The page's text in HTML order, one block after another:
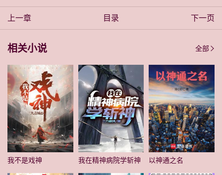
上一章 目录 下一页
相关小说 全部
我不是戏神 我在精神病院学斩神 以神通之名